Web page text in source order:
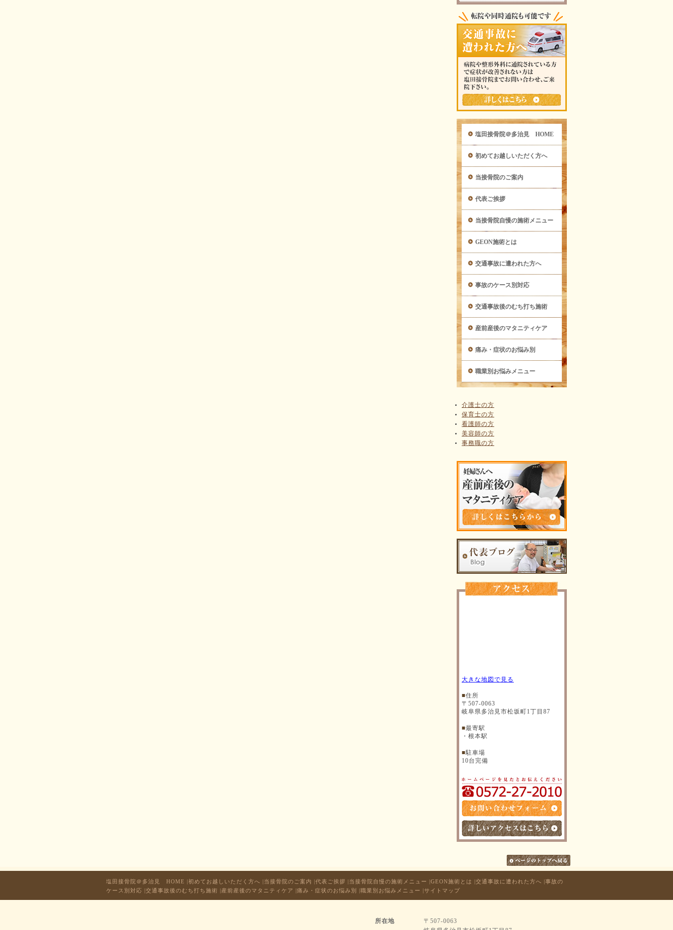
塩田接骨院＠多治見 HOME
初めてお越しいただく方へ
当接骨院のご案内
代表ご挨拶
当接骨院自慢の施術メニュー
GEON施術とは
交通事故に遭われた方へ
事故のケース別対応
交通事故後のむち打ち施術
産前産後のマタニティケア
痛み・症状のお悩み別
職業別お悩みメニュー
介護士の方
保育士の方
看護師の方
美容師の方
事務職の方
大きな地図で見る
■住所
〒507-0063
岐阜県多治見市松坂町1丁目87
■最寄駅
・根本駅
■駐車場
10台完備
塩田接骨院＠多治見 HOME |初めてお越しいただく方へ |当接骨院のご案内 |代表ご挨拶 |当接骨院自慢の施術メニュー |GEON施術とは |交通事故に遭われた方へ |事故の
ケース別対応 |交通事故後のむち打ち施術 |産前産後のマタニティケア |痛み・症状のお悩み別 |職業別お悩みメニュー |サイトマップ
所在地
〒507-0063